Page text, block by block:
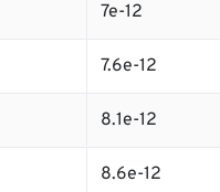
7e-12
7.6e-12
8.1e-12
8.6e-12